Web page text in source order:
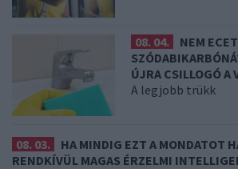
08. 04.
NEM
ÚJRA CSILLOGÓ A
A legjobb trükk
08. 03.
HA MINDIG EZT A MONDATOT
RENDKÍVÜL MAGAS ÉRZELMI